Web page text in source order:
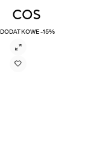
DODATKOWE -15%